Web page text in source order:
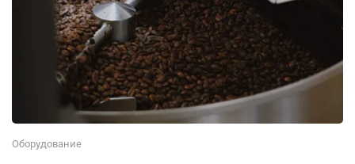
Оборудование